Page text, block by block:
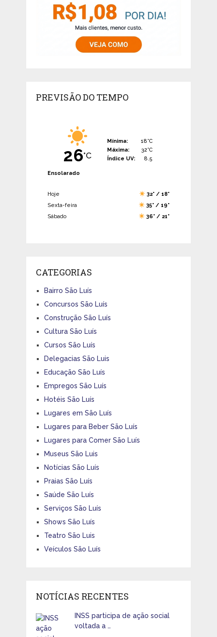
PREVISÃO DO TEMPO
26°C
Mínima:
18°C
Máxima:
32°C
Índice UV:
8.5
Ensolarado
Hoje
32° / 18°
Sexta-feira
35° / 19°
Sábado
36° / 21°
CATEGORIAS
Bairro São Luís
Concursos São Luís
Construção São Luís
Cultura São Luís
Cursos São Luís
Delegacias São Luis
Educação São Luís
Empregos São Luís
Hotéis São Luís
Lugares em São Luís
Lugares para Beber São Luís
Lugares para Comer São Luís
Museus São Luis
Notícias São Luís
Praias São Luís
Saúde São Luís
Serviços São Luís
Shows São Luís
Teatro São Luis
Veículos São Luís
NOTÍCIAS RECENTES
INSS participa de ação social
voltada a …